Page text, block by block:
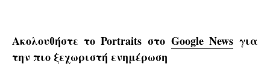
Ακολουθήστε το Portraits στο Google Newsγια
την πιο ξεχωριστή ενημέρωση